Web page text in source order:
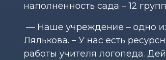
наполненность сада – 12
— Наше учреждение – одно
Лялькова. – У нас есть
работы учителя логопеда.